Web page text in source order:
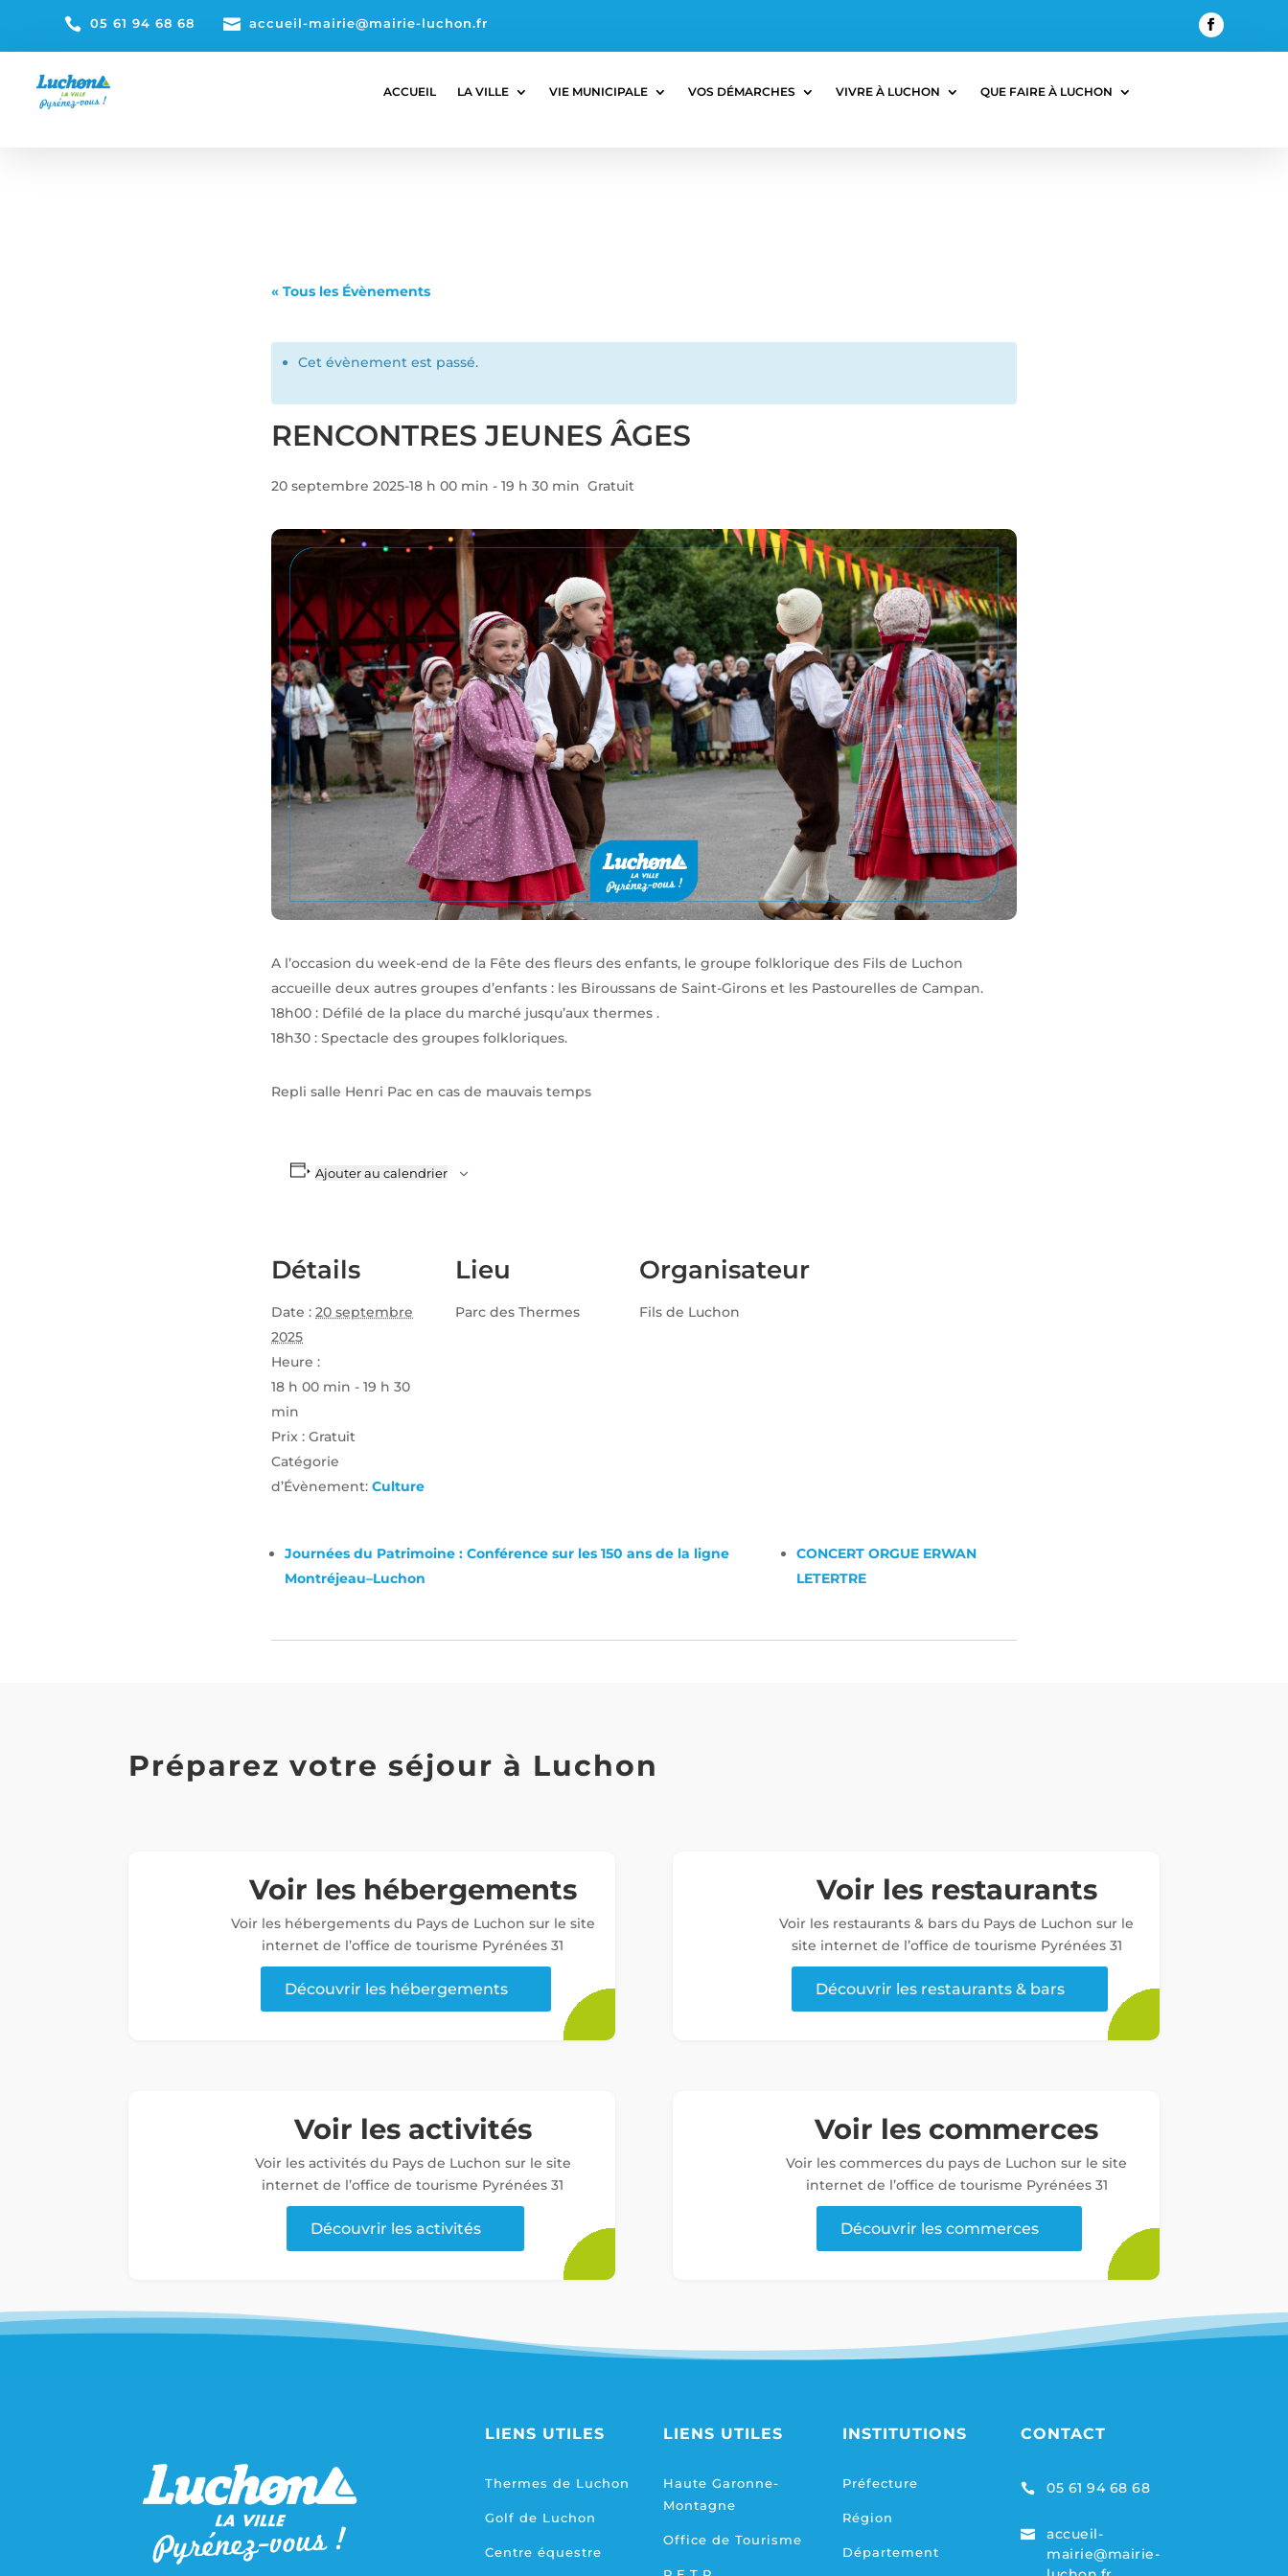
 05 61 94 68 68  accueil-mairie@mairie-luchon.fr
ACCUEIL LA VILLE VIE MUNICIPALE VOS DÉMARCHES VIVRE À LUCHON QUE FAIRE À LUCHON
« Tous les Évènements
Cet évènement est passé.
RENCONTRES JEUNES ÂGES
20 septembre 2025-18 h 00 min -19 h 30 min Gratuit
A l’occasion du week-end de la Fête des fleurs des enfants, le groupe folklorique des Fils de Luchon
accueille deux autres groupes d’enfants : les Biroussans de Saint-Girons et les Pastourelles de Campan.
18h00 : Défilé de la place du marché jusqu’aux thermes .
18h30 : Spectacle des groupes folkloriques.
Repli salle Henri Pac en cas de mauvais temps
Ajouter au calendrier
Détails
Date : 20 septembre
2025
Heure :
18 h 00 min - 19 h 30
min
Prix : Gratuit
Catégorie
d’Évènement: Culture
Lieu
Parc des Thermes
Organisateur
Fils de Luchon
Journées du Patrimoine : Conférence sur les 150 ans de la ligne
Montréjeau–Luchon
CONCERT ORGUE ERWAN
LETERTRE
Préparez votre séjour à Luchon
Voir les hébergements
Voir les hébergements du Pays de Luchon sur le site
internet de l’office de tourisme Pyrénées 31
Découvrir les hébergements
Voir les restaurants
Voir les restaurants & bars du Pays de Luchon sur le
site internet de l’office de tourisme Pyrénées 31
Découvrir les restaurants & bars
Voir les activités
Voir les activités du Pays de Luchon sur le site
internet de l’office de tourisme Pyrénées 31
Découvrir les activités
Voir les commerces
Voir les commerces du pays de Luchon sur le site
internet de l’office de tourisme Pyrénées 31
Découvrir les commerces
LIENS UTILES
Thermes de Luchon
Golf de Luchon
Centre équestre
LIENS UTILES
Haute Garonne-
Montagne
Office de Tourisme
INSTITUTIONS
Préfecture
Région
Département
CONTACT
 05 61 94 68 68

accueil-
mairie@mairie-